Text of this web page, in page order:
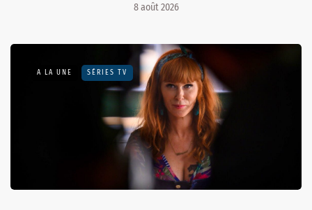
8 août 2026
A LA UNE SÉRIES TV